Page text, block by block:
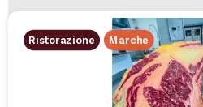
Ristorazione Marche